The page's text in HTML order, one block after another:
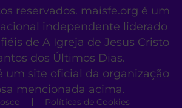
reservados. maisfe.org é um
independente liderado
de A Igreja de Jesus Cristo
dos Últimos Dias.
um site oficial da organização
mencionada acima.
Políticas de Cookies